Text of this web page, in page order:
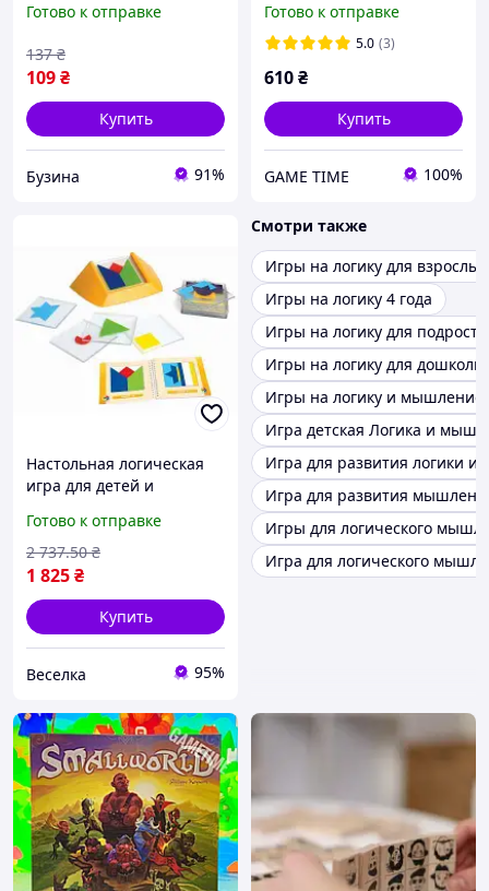
памяти в дорогу, набор из
Готово к отправке
109₴
137 ₴
Купить
Бузина 91%
Готово к отправке
5.0 (3)
610₴
Купить
GAME TIME 100%
Настольная логическая
игра для детей и
для развития мышления
и творчества FLAME
Готово к отправке
1 825₴
2 737.50 ₴
Купить
Веселка 95%
Смотри также
Игры на логику для взрослых
Игры на логику 4 года
Игры на логику для
Игры на логику для
Игры на логику и мышление
Игра детская Логика и
Игра для развития логики и
Игра для развития
Игры для логического
Игра для логического